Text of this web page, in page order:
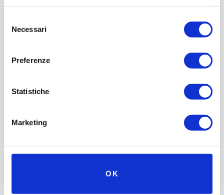
delNecessari
Preferenze
Statistiche
Marketing
OK